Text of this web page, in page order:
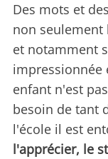
Des mots et
non seulement
et notamment
impressionnée
enfant n'est
besoin de tant
l'école il est
l'apprécier, le